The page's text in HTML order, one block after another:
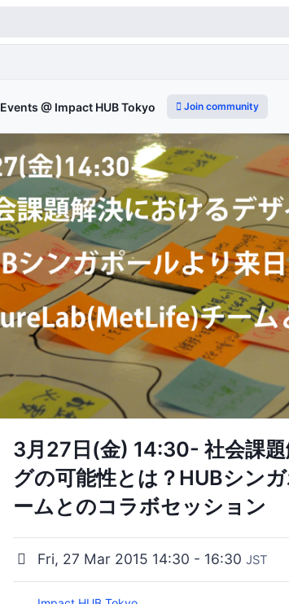
Events @ Impact HUB Tokyo Join community
3月27日(金) 14:30- 社会課
グの可能性とは？HUBシン
ームとのコラボセッション
Fri, 27 Mar 2015 14:30 - 16:30 JST